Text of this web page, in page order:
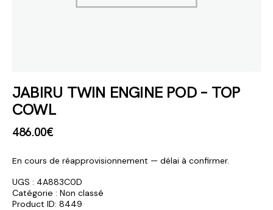
JABIRU TWIN ENGINE POD – TOP
COWL
486.00€
En cours de réapprovisionnement — délai à confirmer.
UGS : 4A883C0D
Catégorie : Non classé
Product ID: 8449